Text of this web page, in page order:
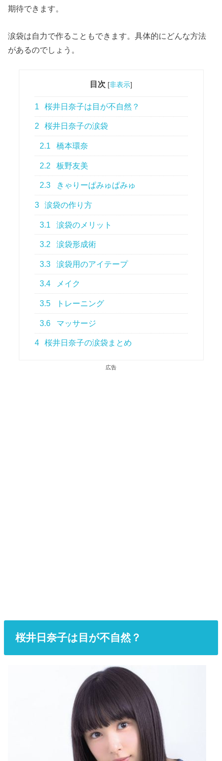
期待できます。
涙袋は自力で作ることもできます。具体的にどんな方法
があるのでしょう。
目次 [非表示]
1 桜井日奈子は目が不自然？
2 桜井日奈子の涙袋
2.1 橋本環奈
2.2 板野友美
2.3 きゃりーぱみゅぱみゅ
3 涙袋の作り方
3.1 涙袋のメリット
3.2 涙袋形成術
3.3 涙袋用のアイテープ
3.4 メイク
3.5 トレーニング
3.6 マッサージ
4 桜井日奈子の涙袋まとめ
広告
桜井日奈子は目が不自然？